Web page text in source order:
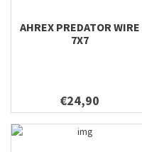
AHREX PREDATOR WIRE
7X7
€24,90